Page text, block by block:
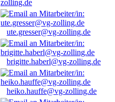
zolling.de
ute.gresser@vg-zolling.de
brigitte.haberl@vg-zolling.de
heiko.hauffe@vg-zolling.de